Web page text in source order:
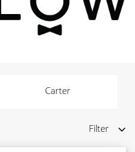
Carter
Filter